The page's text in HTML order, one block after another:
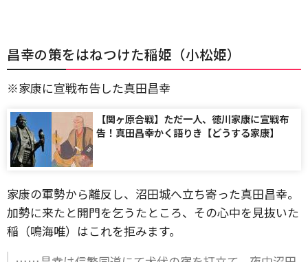
昌幸の策をはねつけた稲姫（小松姫）
※家康に宣戦布告した真田昌幸
【関ヶ原合戦】ただ一人、徳川家康に宣戦布
告！真田昌幸かく語りき【どうする家康】
家康の軍勢から離反し、沼田城へ立ち寄った真田昌幸。
加勢に来たと開門を乞うたところ、その心中を見抜いた
稲（鳴海唯）はこれを拒みます。